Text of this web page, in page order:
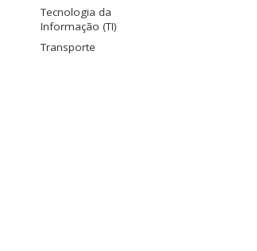
Tecnologia da
Informação (TI)
Transporte